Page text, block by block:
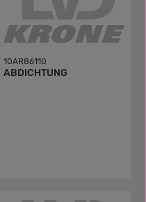
10AR86110
ABDICHTUNG